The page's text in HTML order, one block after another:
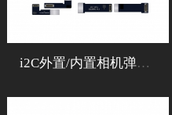
i2C外置/内置相机弹窗修复排线免拆卸无损修复外置免焊接相机